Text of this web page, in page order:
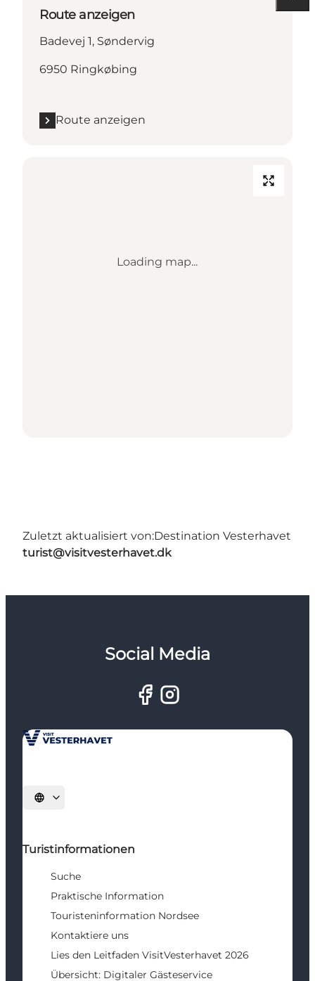
Route anzeigen
Badevej 1, Søndervig
6950 Ringkøbing
Route anzeigen
Loading map...
Zuletzt aktualisiert von:Destination Vesterhavet
turist@visitvesterhavet.dk
Social Media
Sprache auswählen
Turistinformationen
Suche
Praktische Information
Touristeninformation Nordsee
Kontaktiere uns
Lies den Leitfaden VisitVesterhavet 2026
Übersicht: Digitaler Gästeservice